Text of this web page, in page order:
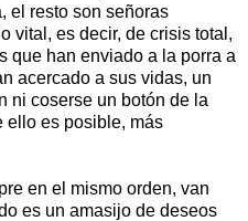
el resto son señoras
vital, es decir, de crisis total,
que han enviado a la porra a
acercado a sus vidas, un
ni coserse un botón de la
ello es posible, más
en el mismo orden, van
es un amasijo de deseos